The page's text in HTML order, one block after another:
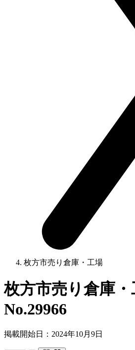
枚方市売り倉庫・工場
枚方市売り倉庫・
No.29966
掲載開始日：2024年10月9日